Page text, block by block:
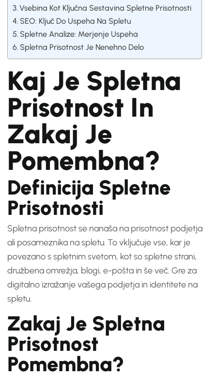
Vsebina Kot Ključna Sestavina Spletne Prisotnosti
SEO: Ključ Do Uspeha Na Spletu
Spletne Analize: Merjenje Uspeha
Spletna Prisotnost Je Nenehno Delo
Kaj Je Spletna
Prisotnost In
Zakaj Je
Pomembna?
Definicija Spletne
Prisotnosti
Spletna prisotnost se nanaša na prisotnost podjetja
ali posameznika na spletu. To vključuje vse, kar je
povezano s spletnim svetom, kot so spletne strani,
družbena omrežja, blogi, e-pošta in še več. Gre za
digitalno izražanje vašega podjetja in identitete na
spletu.
Zakaj Je Spletna
Prisotnost
Pomembna?